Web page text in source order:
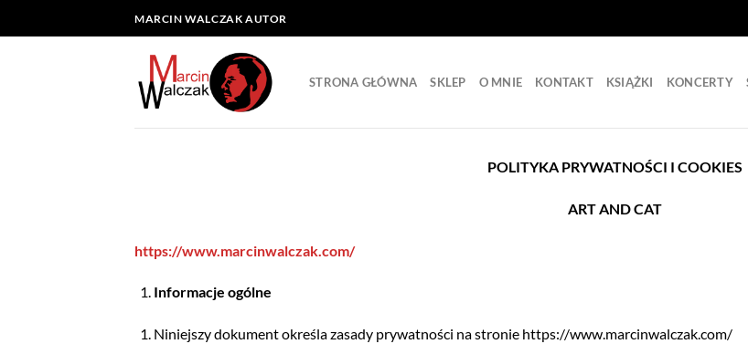
to
MARCIN WALCZAK AUTOR
STRONA GŁÓWNA SKLEP O MNIE KONTAKT KSIĄŻKI KONCERTY
POLITYKA PRYWATNOŚCI I COOKIES
ART AND CAT
https://www.marcinwalczak.com/
Informacje ogólne
Niniejszy dokument określa zasady prywatności na stronie https://www.marcinwalczak.com/